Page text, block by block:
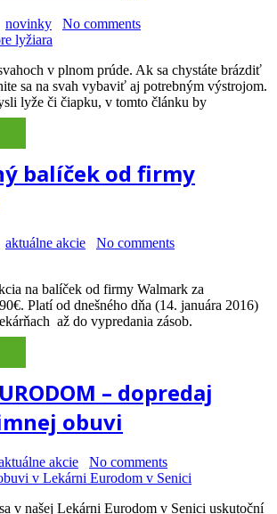
novinky No comments
v plnom prúde. Ak sa chystáte brázdiť
sa na svah vybaviť aj potrebným výstrojom.
lyže či čiapku, v tomto článku by
balíček od firmy
aktuálne akcie No comments
na balíček od firmy Walmark za
Platí od dnešného dňa (14. januára 2016)
až do vypredania zásob.
– dopredaj
obuvi
akcie No comments
v našej Lekárni Eurodom v Senici uskutoční